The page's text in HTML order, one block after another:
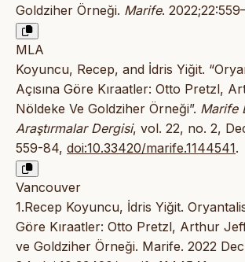
Goldziher Örneği. Marife.
MLA
Koyuncu, Recep, and İdris Yiğit.
Açısına Göre Kıraatler: Otto Pretzl,
Nöldeke Ve Goldziher Örneği”. Marife
Araştırmalar Dergisi, vol. 22, no. 2,
559-84, doi:10.33420/marife.1144541.
Vancouver
1.Recep Koyuncu, İdris Yiğit.
Göre Kıraatler: Otto Pretzl, Arthur
ve Goldziher Örneği. Marife. 2022